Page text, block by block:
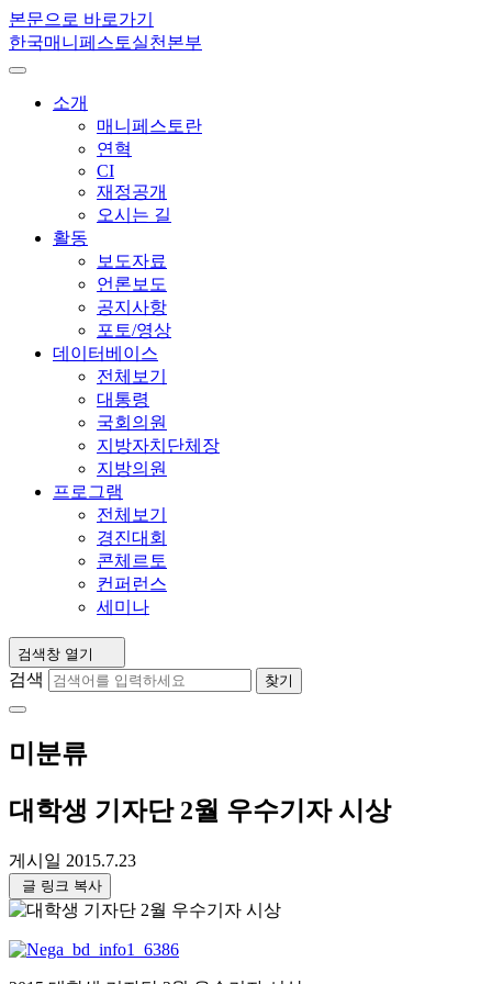
본문으로 바로가기
한국매니페스토실천본부
소개
매니페스토란
연혁
CI
재정공개
오시는 길
활동
보도자료
언론보도
공지사항
포토/영상
데이터베이스
전체보기
대통령
국회의원
지방자치단체장
지방의원
프로그램
전체보기
경진대회
콘체르토
컨퍼런스
세미나
검색창 열기
검색 찾기
미분류
대학생 기자단 2월 우수기자 시상
게시일 2015.7.23
글 링크 복사